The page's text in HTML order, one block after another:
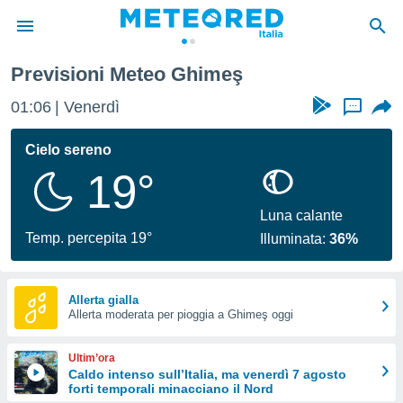
di
per
le
di
Web
le
Previsioni Meteo Ghimeş
01:06 Venerdì ...
Cielo sereno
19°
Temp. percepita 19°
Luna calante
Illuminata:36%
Allerta gialla
Allerta moderata per pioggia a Ghimeş oggi
Ultim’ora
Caldo intenso sull’Italia, ma venerdì 7 agosto
forti temporali minacciano il Nord